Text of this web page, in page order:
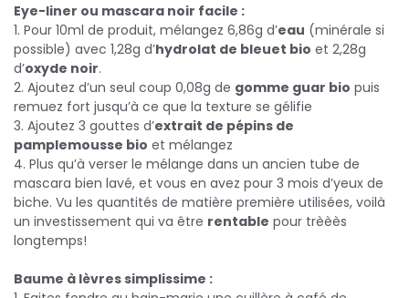
Eye-liner ou mascara noir facile :
1. Pour 10ml de produit, mélangez 6,86g d’eau (minérale si
possible) avec 1,28g d’hydrolat de bleuet bio et 2,28g
d’oxyde noir.
2. Ajoutez d’un seul coup 0,08g de gomme guar bio puis
remuez fort jusqu’à ce que la texture se gélifie
3. Ajoutez 3 gouttes d’extrait de pépins de
pamplemousse bio et mélangez
4. Plus qu’à verser le mélange dans un ancien tube de
mascara bien lavé, et vous en avez pour 3 mois d’yeux de
biche. Vu les quantités de matière première utilisées, voilà
un investissement qui va être rentable pour trèèès
longtemps!
Baume à lèvres simplissime :